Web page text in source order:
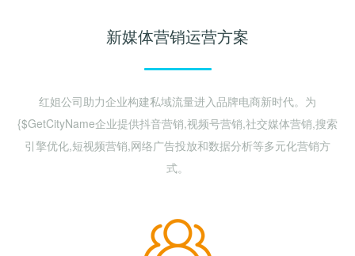
新媒体营销运营方案
红姐公司助力企业构建私域流量进入品牌电商新时代。为
{$GetCityName企业提供抖音营销,视频号营销,社交媒体营销,搜索
引擎优化,短视频营销,网络广告投放和数据分析等多元化营销方
式。